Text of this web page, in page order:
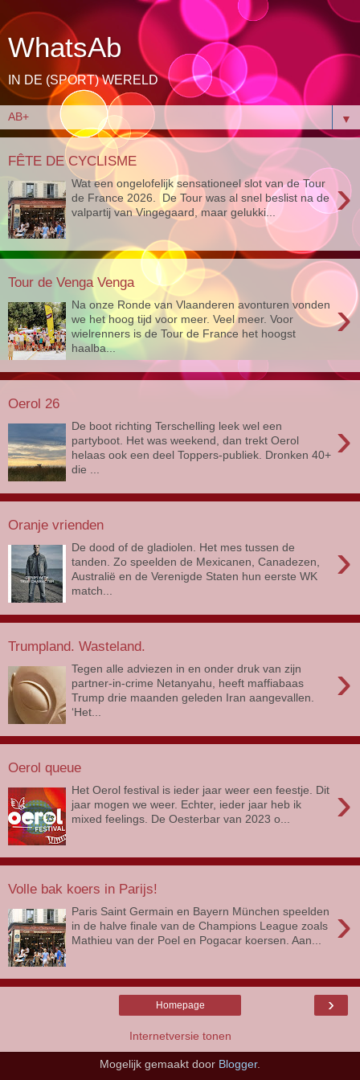
WhatsAb
IN DE (SPORT) WERELD
▼
FÊTE DE CYCLISME
›
Wat een ongelofelijk sensationeel slot van de Tour
de France 2026. De Tour was al snel beslist na de
valpartij van Vingegaard, maar gelukki...
Tour de Venga Venga
›
Na onze Ronde van Vlaanderen avonturen vonden
we het hoog tijd voor meer. Veel meer. Voor
wielrenners is de Tour de France het hoogst
haalba...
Oerol 26
›
De boot richting Terschelling leek wel een
partyboot. Het was weekend, dan trekt Oerol
helaas ook een deel Toppers-publiek. Dronken 40+
die ...
Oranje vrienden
›
De dood of de gladiolen. Het mes tussen de
tanden. Zo speelden de Mexicanen, Canadezen,
Australië en de Verenigde Staten hun eerste WK
match...
Trumpland. Wasteland.
›
Tegen alle adviezen in en onder druk van zijn
partner-in-crime Netanyahu, heeft maffiabaas
Trump drie maanden geleden Iran aangevallen.
‘Het...
Oerol queue
›
Het Oerol festival is ieder jaar weer een feestje. Dit
jaar mogen we weer. Echter, ieder jaar heb ik
mixed feelings. De Oesterbar van 2023 o...
Volle bak koers in Parijs!
›
Paris Saint Germain en Bayern München speelden
in de halve finale van de Champions League zoals
Mathieu van der Poel en Pogacar koersen. Aan...
›
Homepage
Internetversie tonen
Mogelijk gemaakt door Blogger.